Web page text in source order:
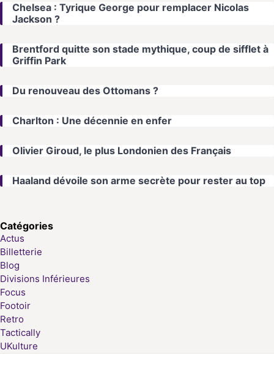
Chelsea : Tyrique George pour remplacer Nicolas
Jackson ?
Brentford quitte son stade mythique, coup de sifflet à
Griffin Park
Du renouveau des Ottomans ?
Charlton : Une décennie en enfer
Olivier Giroud, le plus Londonien des Français
Haaland dévoile son arme secrète pour rester au top
Catégories
Actus
Billetterie
Blog
Divisions Inférieures
Focus
Footoir
Retro
Tactically
UKulture